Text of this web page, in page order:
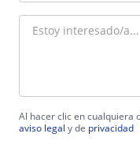
Al hacer clic en cualquiera
aviso legal y de privacidad